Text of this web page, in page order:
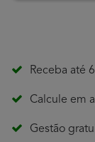
Receba até
Calcule em
Gestão